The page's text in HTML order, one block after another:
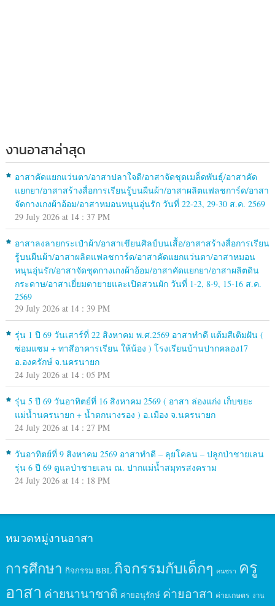
งานอาสาล่าสุด
อาสาคัดแยกแว่นตา/อาสาปลาใจดี/อาสาจัดชุดเมล็ดพันธุ์/อาสาคัด
แยกยา/อาสาสร้างสื่อการเรียนรู้บนผืนผ้า/อาสาผลิตแฟลชการ์ด/อาสา
จัดกางเกงผ้าอ้อม/อาสาหมอนหนุนอุ่นรัก วันที่ 22-23, 29-30 ส.ค. 2569
29 July 2026 at 14 : 37 PM
อาสาลงลายกระเป๋าผ้า/อาสาเขียนศิลป์บนเสื้อ/อาสาสร้างสื่อการเรียน
รู้บนผืนผ้า/อาสาผลิตแฟลชการ์ด/อาสาคัดแยกแว่นตา/อาสาหมอน
หนุนอุ่นรัก/อาสาจัดชุดกางเกงผ้าอ้อม/อาสาคัดแยกยา/อาสาผลิตดิน
กระดาษ/อาสาเยี่ยมตายายและเปิดสวนผัก วันที่ 1-2, 8-9, 15-16 ส.ค.
2569
29 July 2026 at 14 : 39 PM
รุ่น 1 ปี 69 วันเสาร์ที่ 22 สิงหาคม พ.ศ.2569 อาสาทำดี แต้มสีเติมฝัน (
ซ่อมแซม + ทาสีอาคารเรียน ให้น้อง ) โรงเรียนบ้านปากคลอง17
อ.องครักษ์ จ.นครนายก
24 July 2026 at 14 : 05 PM
รุ่น 5 ปี 69 วันอาทิตย์ที่ 16 สิงหาคม 2569 ( อาสา ล่องแก่ง เก็บขยะ
แม่น้ำนครนายก + น้ำตกนางรอง ) อ.เมือง จ.นครนายก
24 July 2026 at 14 : 27 PM
วันอาทิตย์ที่ 9 สิงหาคม 2569 อาสาทำดี – ลุยโคลน – ปลูกป่าชายเลน
รุ่น 6 ปี 69 ดูแลป่าชายเลน ณ. ปากแม่น้ำสมุทรสงคราม
24 July 2026 at 14 : 18 PM
หมวดหมู่งานอาสา
การศึกษา กิจกรรม BBL กิจกรรมกับเด็กๆ คนชรา ครู
อาสา ค่ายนานาชาติ ค่ายอนุรักษ์ ค่ายอาสา ค่ายเกษตร งาน